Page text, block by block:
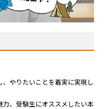
やりたいことを着実に実現し
、受験生にオススメしたい本